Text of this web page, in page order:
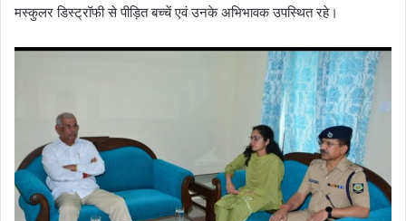
मस्कुलर डिस्ट्रॉफी से पीड़ित बच्चें एवं उनके अभिभावक उपस्थित रहे।